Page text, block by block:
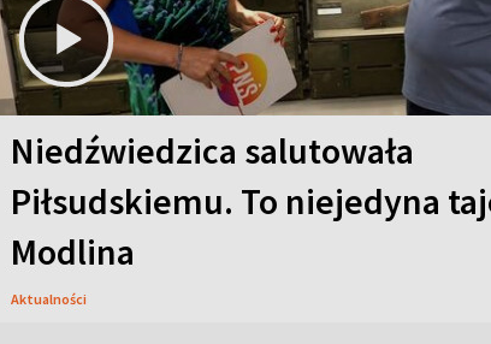
Niedźwiedzica salutowała
Piłsudskiemu. To niejedyna
Modlina
Aktualności